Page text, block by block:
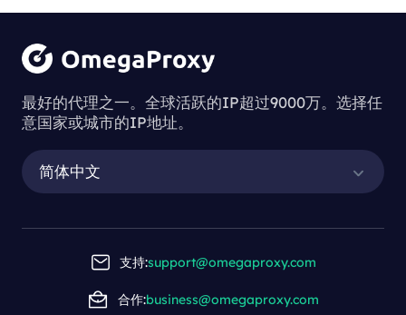
最好的代理之一。全球活跃的IP超过9000万。选择任
意国家或城市的IP地址。
简体中文
支持:support@omegaproxy.com
合作:business@omegaproxy.com